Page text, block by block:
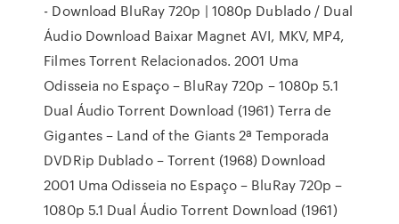
- Download BluRay 720p | 1080p Dublado / Dual
Áudio Download Baixar Magnet AVI, MKV, MP4,
Filmes Torrent Relacionados. 2001 Uma
Odisseia no Espaço – BluRay 720p – 1080p 5.1
Dual Áudio Torrent Download (1961) Terra de
Gigantes – Land of the Giants 2ª Temporada
DVDRip Dublado – Torrent (1968) Download
2001 Uma Odisseia no Espaço – BluRay 720p –
1080p 5.1 Dual Áudio Torrent Download (1961)